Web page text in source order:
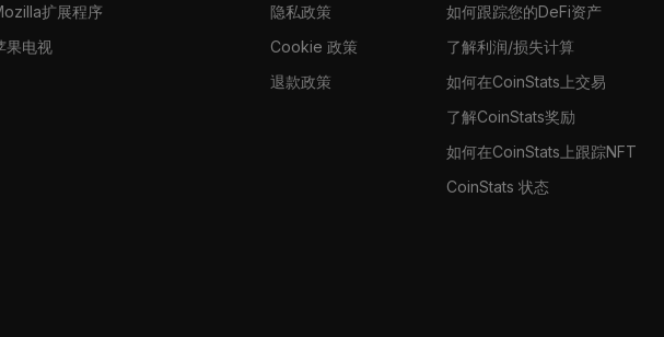
扩展程序
果电视
隐私政策
Cookie 政策
退款政策
如何跟踪您的DeFi资产
了解利润/损失计算
如何在CoinStats上交易
了解CoinStats奖励
如何在CoinStats上跟踪NFT
CoinStats 状态